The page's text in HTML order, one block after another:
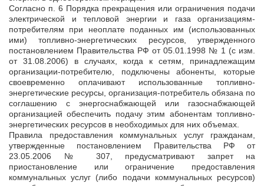
Согласно п. 6 Порядка прекращения или ограничения подачи
электрической и тепловой энергии и газа организациям-
потребителям при неоплате поданных им (использованных
ими) топливно-энергетических ресурсов, утвержденного
постановлением Правительства РФ от 05.01.1998 № 1 (с изм.
от 31.08.2006) в случаях, когда к сетям, принадлежащим
организации-потребителю, подключены абоненты, которые
своевременно оплачивают использованные топливно-
энергетические ресурсы, организация-потребитель обязана по
соглашению с энергоснабжающей или газоснабжающей
организацией обеспечить подачу этим абонентам топливно-
энергетических ресурсов в необходимых для них объемах.
Правила предоставления коммунальных услуг гражданам,
утвержденные постановлением Правительства РФ от
23.05.2006 № 307, предусматривают запрет на
приостановление или ограничение предоставления
коммунальных услуг (либо подачи коммунальных ресурсов)